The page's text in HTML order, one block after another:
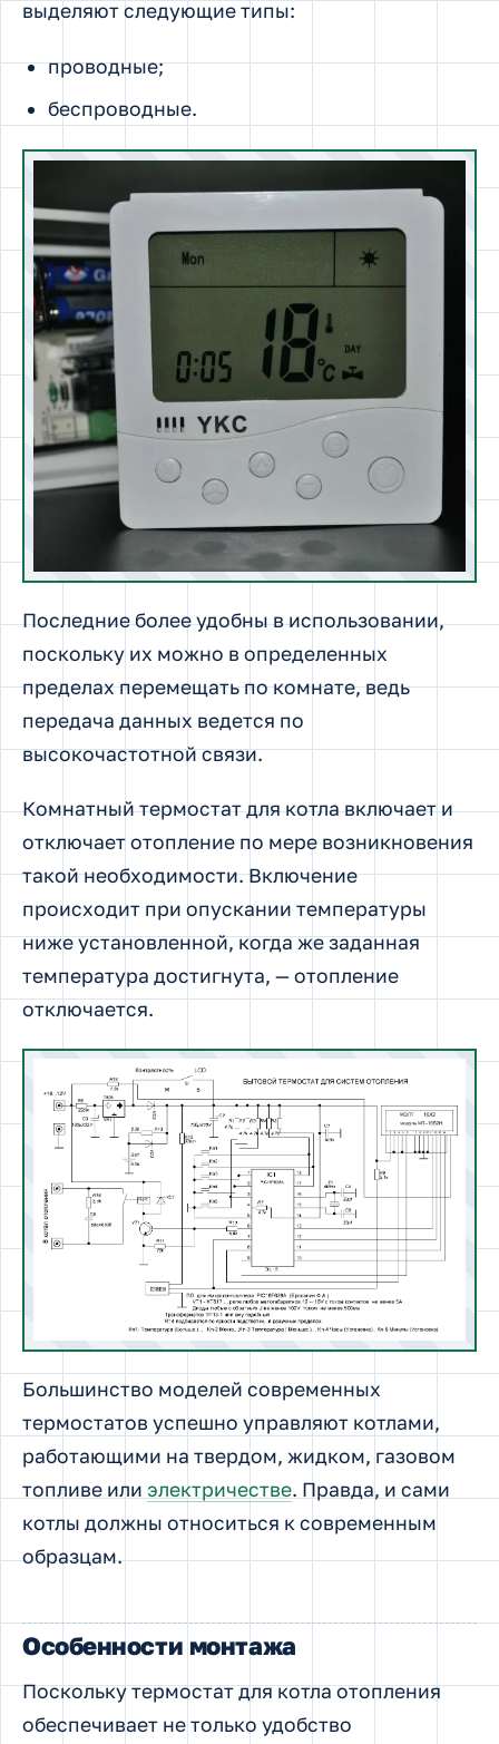
выделяют следующие типы:
проводные;
беспроводные.
Последние более удобны в использовании,
поскольку их можно в определенных
пределах перемещать по комнате, ведь
передача данных ведется по
высокочастотной связи.
Комнатный термостат для котла включает и
отключает отопление по мере возникновения
такой необходимости. Включение
происходит при опускании температуры
ниже установленной, когда же заданная
температура достигнута, — отопление
отключается.
Большинство моделей современных
термостатов успешно управляют котлами,
работающими на твердом, жидком, газовом
топливе или электричестве. Правда, и сами
котлы должны относиться к современным
образцам.
Особенности монтажа
Поскольку термостат для котла отопления
обеспечивает не только удобство